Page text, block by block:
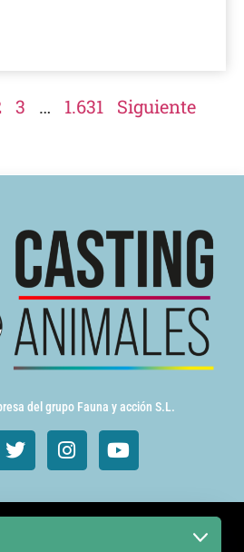
3 … 1.631 Siguiente
del grupo Fauna y acción S.L.
de cine y TV